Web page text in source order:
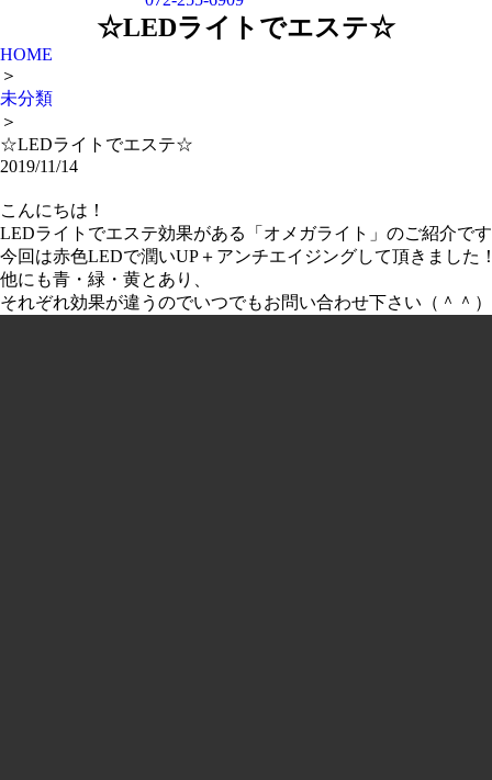
☆LEDライトでエステ☆
HOME
＞
未分類
＞
☆LEDライトでエステ☆
2019/11/14
こんにちは！
LEDライトでエステ効果がある「オメガライト」のご紹介で
今回は赤色LEDで潤いUP＋アンチエイジングして頂きました
他にも青・緑・黄とあり、
それぞれ効果が違うのでいつでもお問い合わせ下さい（＾＾）